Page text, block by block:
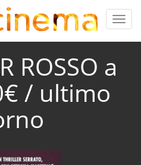
ROSSO a
/ ultimo